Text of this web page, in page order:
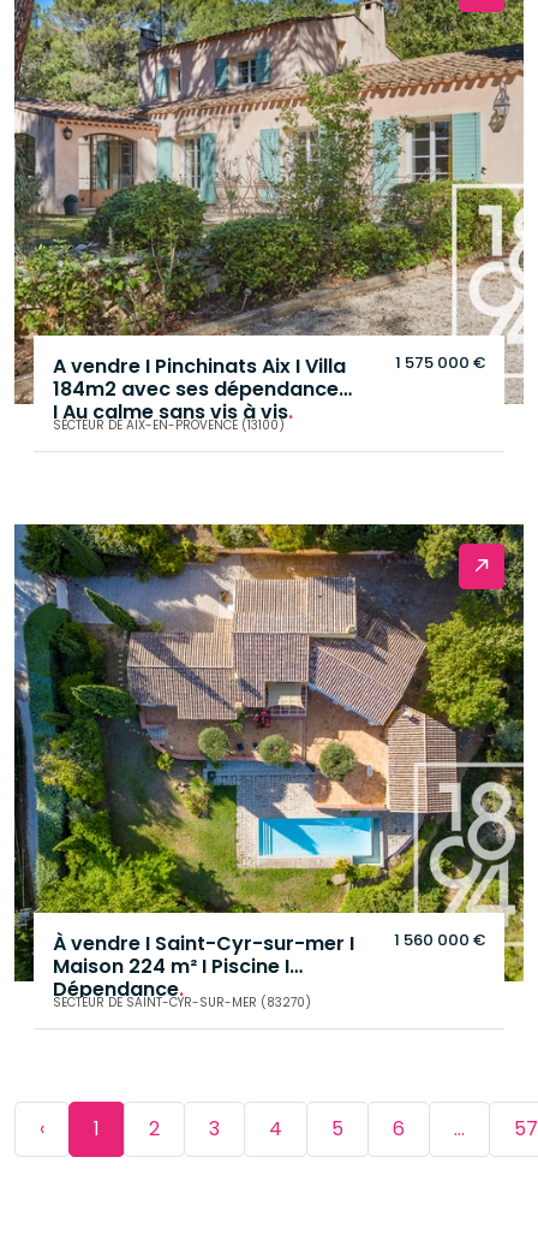
A vendre I Pinchinats Aix I Villa
184m2 avec ses dépendances
I Au calme sans vis à vis.
SECTEUR DE AIX-EN-PROVENCE (13100)
1 575 000 €
À vendre I Saint-Cyr-sur-mer I
Maison 224 m² I Piscine I
Dépendance.
SECTEUR DE SAINT-CYR-SUR-MER (83270)
1 560 000 €
‹ 1 2 3 4 5 6 ... 57